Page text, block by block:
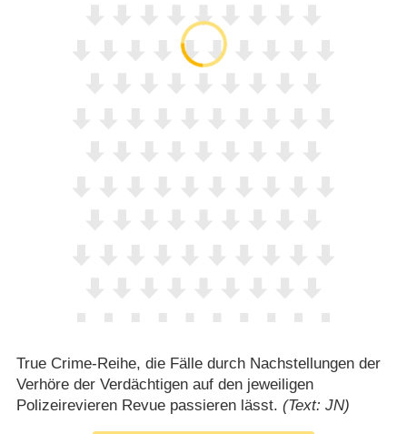
True Crime-Reihe, die Fälle durch Nachstellungen der
Verhöre der Verdächtigen auf den jeweiligen
Polizeirevieren Revue passieren lässt. (Text: JN)